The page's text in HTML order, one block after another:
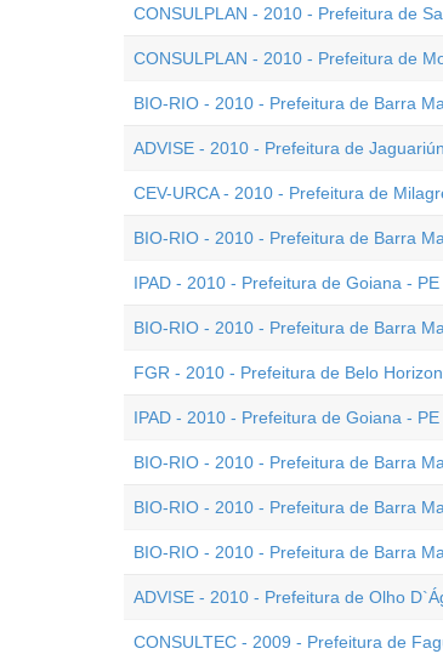
CONSULPLAN - 2010 - Prefeitura de
CONSULPLAN - 2010 - Prefeitura de
BIO-RIO - 2010 - Prefeitura de Barra
ADVISE - 2010 - Prefeitura de
CEV-URCA - 2010 - Prefeitura de
BIO-RIO - 2010 - Prefeitura de Barra
IPAD - 2010 - Prefeitura de Goiana -
BIO-RIO - 2010 - Prefeitura de Barra
FGR - 2010 - Prefeitura de Belo
IPAD - 2010 - Prefeitura de Goiana -
BIO-RIO - 2010 - Prefeitura de Barra
BIO-RIO - 2010 - Prefeitura de Barra
BIO-RIO - 2010 - Prefeitura de Barra
ADVISE - 2010 - Prefeitura de Olho
CONSULTEC - 2009 - Prefeitura de